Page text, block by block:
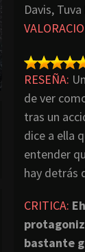
Davis,
RESEÑA:
de ver
tras un
dice a ella
entender
hay detrás
CRITICA:
bastante